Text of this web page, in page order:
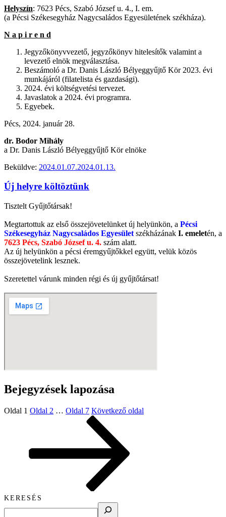
Helyszín: 7623 Pécs, Szabó József u. 4., I. em.
(a Pécsi Székesegyház Nagycsaládos Egyesületének székháza).
N a p i r e n d
Jegyzőkönyvvezető, jegyzőkönyv hitelesítők valamint a
levezető elnök megválasztása.
Beszámoló a Dr. Danis László Bélyeggyűjtő Kör 2023. évi
munkájáról (filatelista és gazdasági).
2024. évi költségvetési tervezet.
Javaslatok a 2024. évi programra.
Egyebek.
Pécs, 2024. január 28.
dr. Bodor Mihály
a Dr. Danis László Bélyeggyűjtő Kör elnöke
Beküldve: 2024.01.07.2024.01.13.
Új helyre költöztünk
Tisztelt Gyűjtőtársak!
Megtartottuk az első összejövetelünket új helyünkön, a Pécsi
Székesegyház Nagycsaládos Egyesület székházának I. emeletén, a
7623 Pécs, Szabó József u. 4. szám alatt.
Az új helyünkön a pécsi éremgyűjtőkkel együtt, velük közös
összejövetelink lesznek.
Szeretettel várunk minden régi és új gyűjtőtársat!
Bejegyzések lapozása
Oldal 1 Oldal 2 … Oldal 7 Következő oldal
KERESÉS